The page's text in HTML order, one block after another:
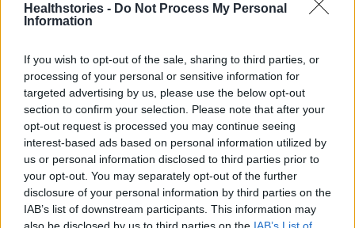
Healthstories - Do Not Process My Personal
Information
If you wish to opt-out of the sale, sharing to third parties, or
processing of your personal or sensitive information for
targeted advertising by us, please use the below opt-out
section to confirm your selection. Please note that after your
opt-out request is processed you may continue seeing
interest-based ads based on personal information utilized by
us or personal information disclosed to third parties prior to
your opt-out. You may separately opt-out of the further
disclosure of your personal information by third parties on the
IAB’s list of downstream participants. This information may
also be disclosed by us to third parties on the IAB’s List of
την υποστήριξη της Be-Live
27 Φεβρουαρίου 2026
Μεταπροπονητική πείνα: Ο λόγος
που θέλεις να καταβροχθίσεις τα
πάντα μετά την άσκηση
27 Φεβρουαρίου 2026